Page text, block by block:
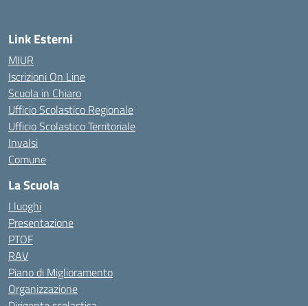
Link Esterni
MIUR
Iscrizioni On Line
Scuola in Chiaro
Ufficio Scolastico Regionale
Ufficio Scolastico Territoriale
Invalsi
Comune
La Scuola
I luoghi
Presentazione
PTOF
RAV
Piano di Miglioramento
Organizzazione